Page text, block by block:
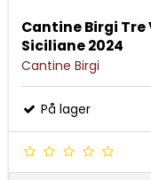
Cantine Birgi Tre
Siciliane 2024
Cantine Birgi
På lager